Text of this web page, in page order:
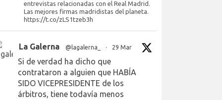
entrevistas relacionadas con el Real Madrid.
Las mejores firmas madridistas del planeta.
https://t.co/zLS1tzeb3h
La Galerna @lagalerna_ · 29 Mar
Si de verdad ha dicho que
contrataron a alguien que HABÍA
SIDO VICEPRESIDENTE de los
árbitros, tiene todavía menos